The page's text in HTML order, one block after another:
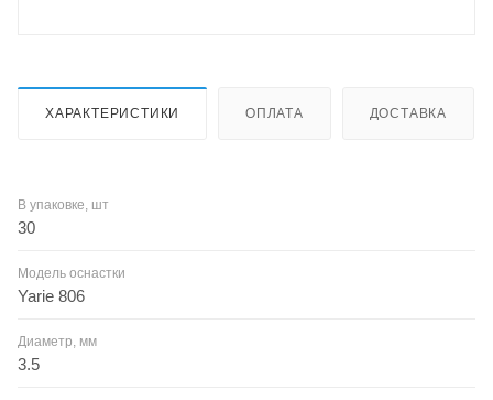
ХАРАКТЕРИСТИКИ ОПЛАТА ДОСТАВКА
В упаковке, шт
30
Модель оснастки
Yarie 806
Диаметр, мм
3.5